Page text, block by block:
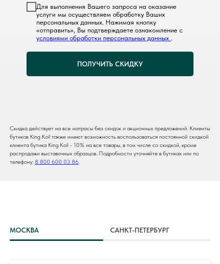
Для выполнения Вашего запроса на оказание
услуги мы осуществляем обработку Ваших
персональных данных. Нажимая кнопку
«отправить», Вы подтверждаете ознакомление с
условиями обработки персональных данных .
ПОЛУЧИТЬ СКИДКУ
Скидка действует на все матрасы без скидок и акционных предложений. Клиенты
бутиков King Koil также имеют возможность воспользоваться постоянной скидкой
клиента бутика King Koil - 10% на все товары, в том числе со скидкой, кроме
распродажи выставочных образцов. Подробности уточняйте в бутиках или по
телефону: 8 800 600 03 86
МОСКВА САНКТ-ПЕТЕРБУРГ